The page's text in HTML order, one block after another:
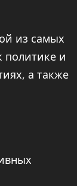
из самых
политике и
а также